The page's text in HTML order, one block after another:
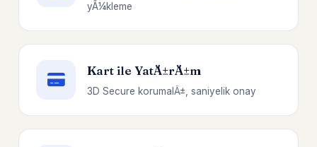
yÃ¼kleme
Kart ile YatÄ±rÄ±m
3D Secure korumalÄ±, saniyelik onay